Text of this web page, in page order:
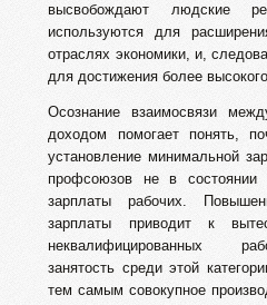
высвобождают людские
используются для
отраслях экономики, и,
для достижения более
Осознание взаимосвязи
доходом помогает понять,
установление минимальной
профсоюзов не в состоянии
зарплаты рабочих.
зарплаты приводит к
неквалифицированных
занятость среди этой
тем самым совокупное